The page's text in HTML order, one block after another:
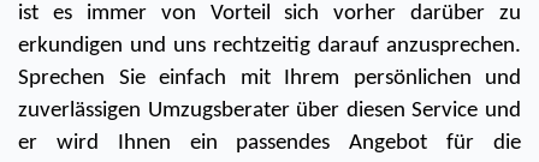
ist es immer von Vorteil sich vorher darüber zu
erkundigen und uns rechtzeitig darauf anzusprechen.
Sprechen Sie einfach mit Ihrem persönlichen und
zuverlässigen Umzugsberater über diesen Service und
er wird Ihnen ein passendes Angebot für die